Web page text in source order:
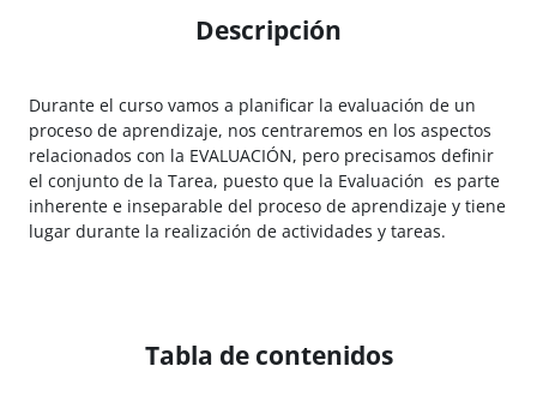
Descripción
Durante el curso vamos a planificar la evaluación de un
proceso de aprendizaje, nos centraremos en los aspectos
relacionados con la EVALUACIÓN, pero precisamos definir
el conjunto de la Tarea, puesto que la Evaluación es parte
inherente e inseparable del proceso de aprendizaje y tiene
lugar durante la realización de actividades y tareas.
Tabla de contenidos